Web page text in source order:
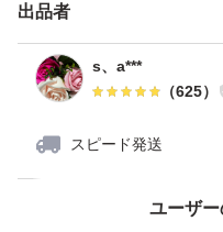
出品者
s、a***
（625）
スピード発送
ユーザ
価格の相談